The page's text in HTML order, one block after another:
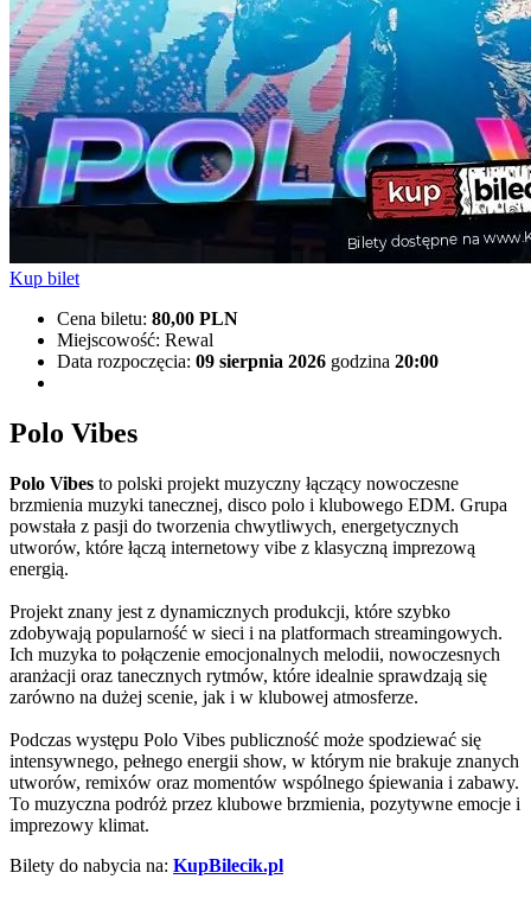
Kup bilet
Cena biletu: 80,00 PLN
Miejscowość: Rewal
Data rozpoczęcia: 09 sierpnia 2026 godzina 20:00
Polo Vibes
Polo Vibes to polski projekt muzyczny łączący nowoczesne
brzmienia muzyki tanecznej, disco polo i klubowego EDM. Grupa
powstała z pasji do tworzenia chwytliwych, energetycznych
utworów, które łączą internetowy vibe z klasyczną imprezową
energią.
Projekt znany jest z dynamicznych produkcji, które szybko
zdobywają popularność w sieci i na platformach streamingowych.
Ich muzyka to połączenie emocjonalnych melodii, nowoczesnych
aranżacji oraz tanecznych rytmów, które idealnie sprawdzają się
zarówno na dużej scenie, jak i w klubowej atmosferze.
Podczas występu Polo Vibes publiczność może spodziewać się
intensywnego, pełnego energii show, w którym nie brakuje znanych
utworów, remixów oraz momentów wspólnego śpiewania i zabawy.
To muzyczna podróż przez klubowe brzmienia, pozytywne emocje i
imprezowy klimat.
Bilety do nabycia na: KupBilecik.pl